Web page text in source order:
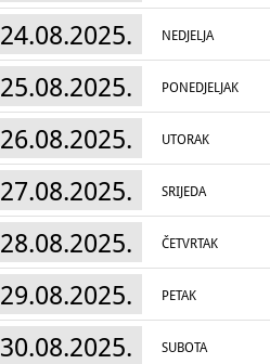
24.08.2025. NEDJELJA
25.08.2025. PONEDJELJAK
26.08.2025. UTORAK
27.08.2025. SRIJEDA
28.08.2025. ČETVRTAK
29.08.2025. PETAK
30.08.2025. SUBOTA